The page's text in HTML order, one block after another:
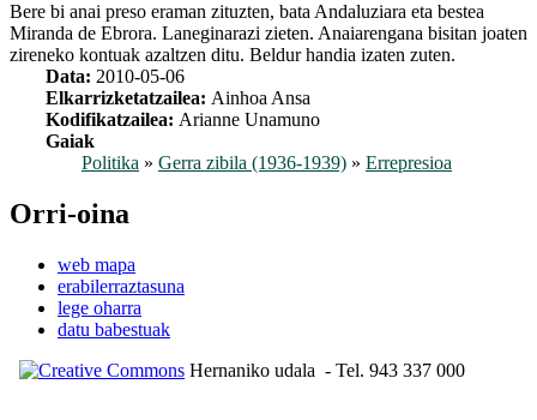
Bere bi anai preso eraman zituzten, bata Andaluziara eta bestea
Miranda de Ebrora. Laneginarazi zieten. Anaiarengana bisitan joaten
zireneko kontuak azaltzen ditu. Beldur handia izaten zuten.
Data: 2010-05-06
Elkarrizketatzailea: Ainhoa Ansa
Kodifikatzailea: Arianne Unamuno
Gaiak
Politika » Gerra zibila (1936-1939) » Errepresioa
Orri-oina
web mapa
erabilerraztasuna
lege oharra
datu babestuak
Hernaniko udala - Tel. 943 337 000